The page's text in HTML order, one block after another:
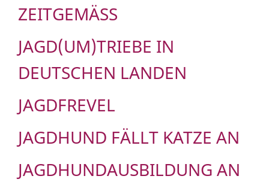
ZEITGEMÄSS
JAGD(UM)TRIEBE IN
DEUTSCHEN LANDEN
JAGDFREVEL
JAGDHUND FÄLLT KATZE AN
JAGDHUNDAUSBILDUNG AN